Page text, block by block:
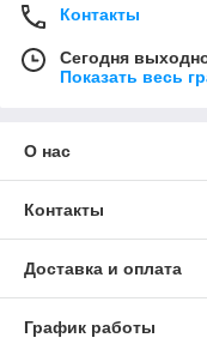
Контакты
Сегодня
Показать весь
О нас
Контакты
Доставка и оплата
График работы